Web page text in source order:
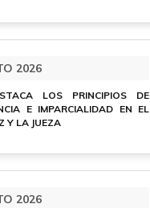
2026
LOS PRINCIPIOS DE
E IMPARCIALIDAD EN EL
Y LA JUEZA
2026